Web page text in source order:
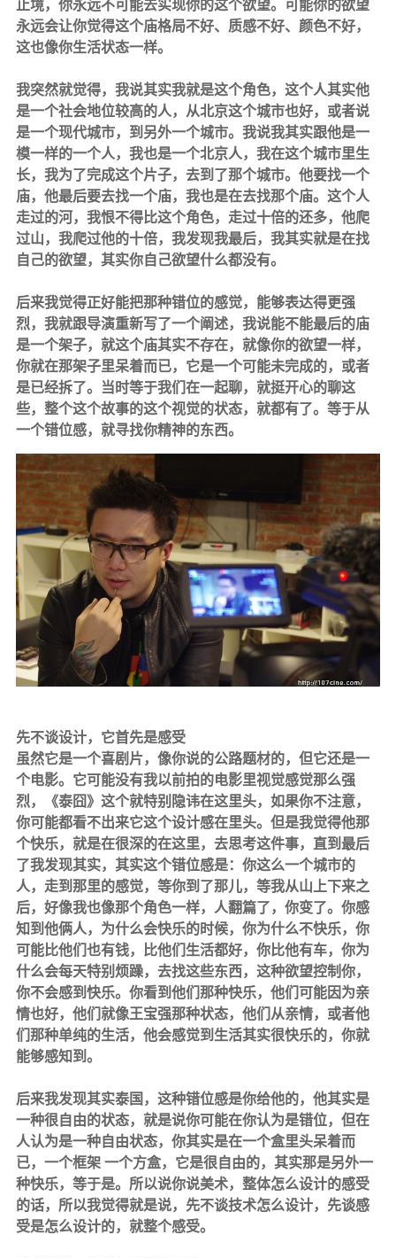
止境，你永远不可能去实现你的这个欲望。可能你的欲望
永远会让你觉得这个庙格局不好、质感不好、颜色不好，
这也像你生活状态一样。
我突然就觉得，我说其实我就是这个角色，这个人其实他
是一个社会地位较高的人，从北京这个城市也好，或者说
是一个现代城市，到另外一个城市。我说我其实跟他是一
模一样的一个人，我也是一个北京人，我在这个城市里生
长，我为了完成这个片子，去到了那个城市。他要找一个
庙，他最后要去找一个庙，我也是在去找那个庙。这个人
走过的河，我恨不得比这个角色，走过十倍的还多，他爬
过山，我爬过他的十倍，我发现我最后，我其实就是在找
自己的欲望，其实你自己欲望什么都没有。
后来我觉得正好能把那种错位的感觉，能够表达得更强
烈，我就跟导演重新写了一个阐述，我说能不能最后的庙
是一个架子，就这个庙其实不存在，就像你的欲望一样，
你就在那架子里呆着而已，它是一个可能未完成的，或者
是已经拆了。当时等于我们在一起聊，就挺开心的聊这
些，整个这个故事的这个视觉的状态，就都有了。等于从
一个错位感，就寻找你精神的东西。
先不谈设计，它首先是感受
虽然它是一个喜剧片，像你说的公路题材的，但它还是一
个电影。它可能没有我以前拍的电影里视觉感觉那么强
烈，《泰囧》这个就特别隐讳在这里头，如果你不注意，
你可能都看不出来它这个设计感在里头。但是我觉得他那
个快乐，就是在很深的在这里，去思考这件事，直到最后
了我发现其实，其实这个错位感是：你这么一个城市的
人，走到那里的感觉，等你到了那儿，等我从山上下来之
后，好像我也像那个角色一样，人翻篇了，你变了。你感
知到他俩人，为什么会快乐的时候，你为什么不快乐，你
可能比他们也有钱，比他们生活都好，你比他有车，你为
什么会每天特别烦躁，去找这些东西，这种欲望控制你，
你不会感到快乐。你看到他们那种快乐，他们可能因为亲
情也好，他们就像王宝强那种状态，他们从亲情，或者他
们那种单纯的生活，他会感觉到生活其实很快乐的，你就
能够感知到。
后来我发现其实泰国，这种错位感是你给他的，他其实是
一种很自由的状态，就是说你可能在你认为是错位，但在
人认为是一种自由状态，你其实是在一个盒里头呆着而
已，一个框架 一个方盒，它是很自由的，其实那是另外一
种快乐，等于是。所以说你说美术，整体怎么设计的感受
的话，所以我觉得就是说，先不谈技术怎么设计，先谈感
受是怎么设计的，就整个感受。